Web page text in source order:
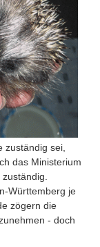
zuständig sei,
das Ministerium
Württemberg je
zögern die
- doch